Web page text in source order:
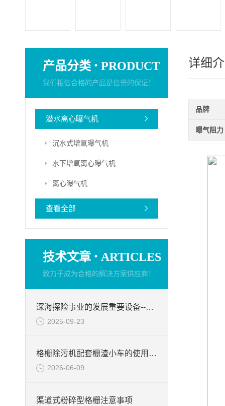
产品分类 · PRODUCT
我们相信合格的产品是信誉的保证！
潜水离心曝气机
沉水式增氧曝气机
水下增氧离心曝气机
离心曝气机
查看全部
技术文章 · ARTICLES
致力于成为合格的解决方案供应商！
深海探险事业的发展重要设备--QDT低速潜水推进器
2025-09-23
格栅除污机配套栅渣小车的使用范围
2026-06-09
渠道式粉碎型格栅注意事项
详细
品牌
曝气阻力